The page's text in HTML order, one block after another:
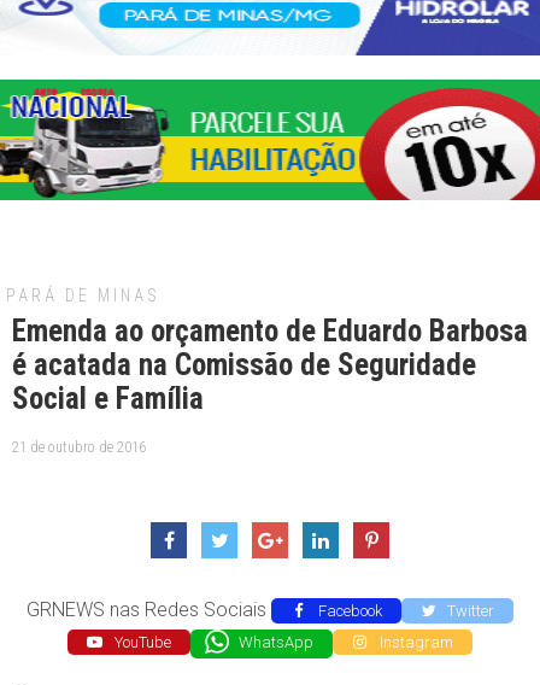
PARÁ DE MINAS
Emenda ao orçamento de Eduardo Barbosa
é acatada na Comissão de Seguridade
Social e Família
21 de outubro de 2016
GRNEWS nas Redes Sociais Facebook
Twitter
YouTube
WhatsApp Instagram